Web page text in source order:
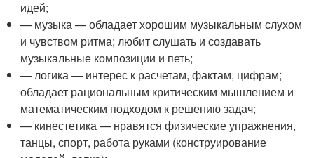
идей;
— музыка — обладает хорошим музыкальным слухом
и чувством ритма; любит слушать и создавать
музыкальные композиции и петь;
— логика — интерес к расчетам, фактам, цифрам;
обладает рациональным критическим мышлением и
математическим подходом к решению задач;
— кинестетика — нравятся физические упражнения,
танцы, спорт, работа руками (конструирование